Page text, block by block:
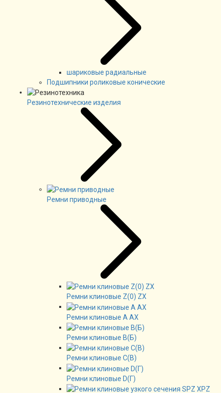
шариковые радиальные
Подшипники роликовые конические
Резинотехнические изделия
Ремни приводные
Ремни клиновые Z(0) ZX
Ремни клиновые А AX
Ремни клиновые В(Б)
Ремни клиновые C(B)
Ремни клиновые D(Г)